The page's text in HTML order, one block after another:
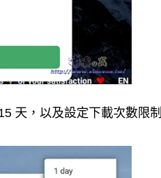
天，以及設定下載次數限制